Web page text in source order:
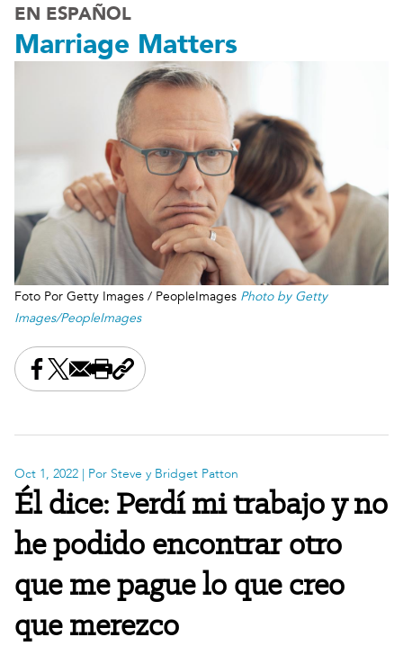
EN ESPAÑOL
Marriage Matters
Foto Por Getty Images / PeopleImages Photo by Getty
Images/PeopleImages
Share this on Facebook
Share this on X
Share this by email
Print this page
Copy the page address
Oct 1, 2022 | Por Steve y Bridget Patton
Él dice: Perdí mi trabajo y no
he podido encontrar otro
que me pague lo que creo
que merezco